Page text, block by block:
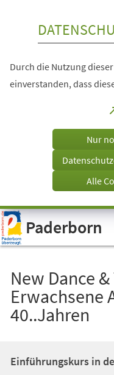
Visuelle
Assistenzsoftware
öffnen.
Durch die Nutzung
einverstanden, dass
Nur
Alle
Paderborn
New Dance
Erwachsene
40..Jahren
Einführungskurs in